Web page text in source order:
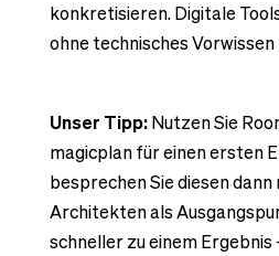
konkretisieren. Digitale
ohne technisches Vorwissen
Unser Tipp:Nutzen Sie
magicplan für einen ersten
besprechen Sie diesen
Architekten als
schneller zu einem